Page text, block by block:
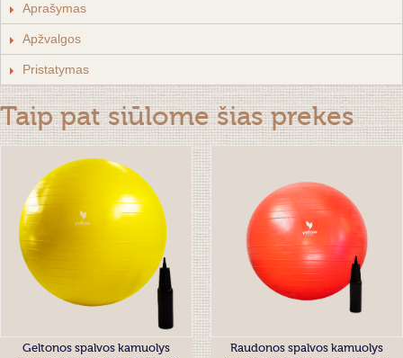
Aprašymas
Apžvalgos
Pristatymas
Taip pat siūlome šias prekes
Geltonos spalvos kamuolys Raudonos spalvos kamuolys